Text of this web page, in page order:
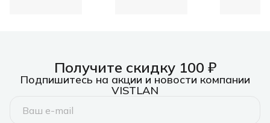
Получите скидку 100 ₽
Подпишитесь на акции и новости компании
VISTLAN